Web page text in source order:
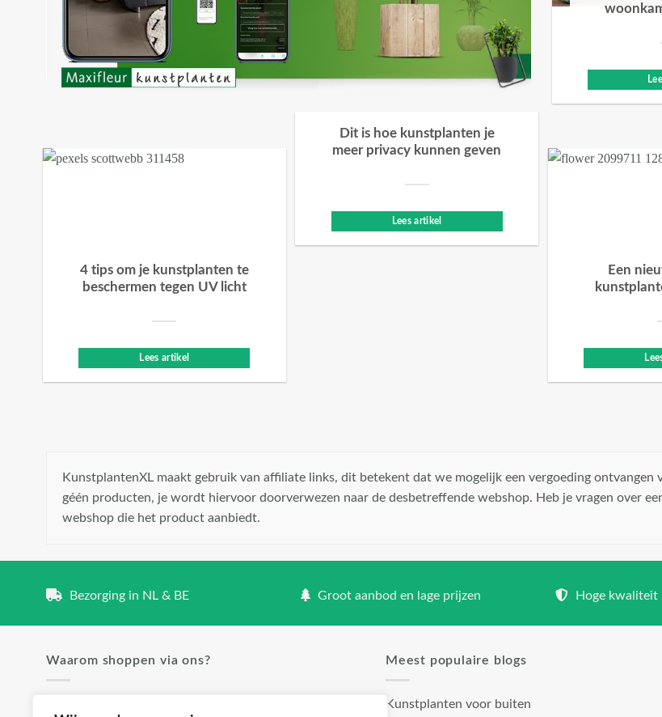
4 tips om je kunstplanten te
beschermen tegen UV licht
Lees artikel
Dit is hoe kunstplanten je
meer privacy kunnen geven
Lees artikel
Een
KunstplantenXL maakt gebruik van affiliate links, dit betekent dat we mogelijk een vergoeding
géén producten, je wordt hiervoor doorverwezen naar de desbetreffende webshop. Heb je vragen over
webshop die het product aanbiedt.
Bezorging in NL & BE Groot aanbod en lage prijzen Hoge kwaliteit
Waarom shoppen via ons? Meest populaire blogs
Kunstplanten voor buiten